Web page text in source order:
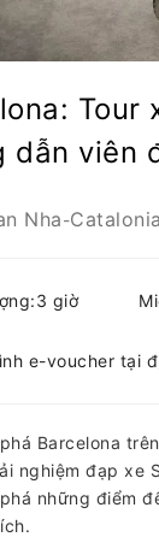
Tour
dẫn viên
Nha-Catalonia
giờ
e-voucher tại
Barcelona
nghiệm đạp xe
những điểm